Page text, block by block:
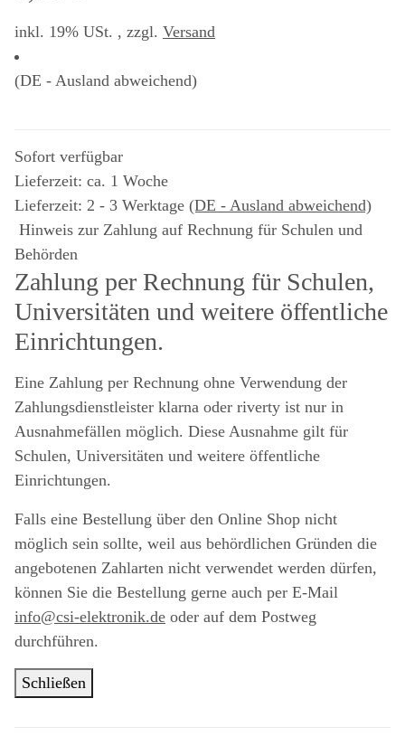
inkl. 19% USt. , zzgl. Versand
(DE - Ausland abweichend)
Sofort verfügbar
Lieferzeit: ca. 1 Woche
Lieferzeit: 2 - 3 Werktage (DE - Ausland abweichend)
Hinweis zur Zahlung auf Rechnung für Schulen und
Behörden
Zahlung per Rechnung für Schulen,
Universitäten und weitere öffentliche
Einrichtungen.
Eine Zahlung per Rechnung ohne Verwendung der
Zahlungsdienstleister klarna oder riverty ist nur in
Ausnahmefällen möglich. Diese Ausnahme gilt für
Schulen, Universitäten und weitere öffentliche
Einrichtungen.
Falls eine Bestellung über den Online Shop nicht
möglich sein sollte, weil aus behördlichen Gründen die
angebotenen Zahlarten nicht verwendet werden dürfen,
können Sie die Bestellung gerne auch per E-Mail
info@csi-elektronik.de oder auf dem Postweg
durchführen.
Schließen